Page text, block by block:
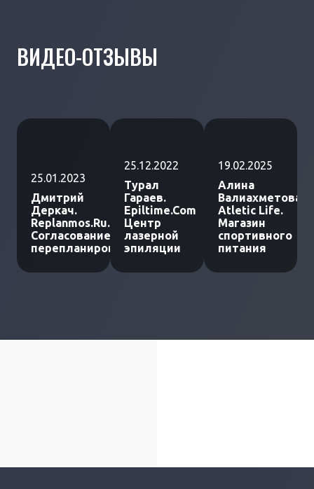
ВИДЕО-ОТЗЫВЫ
25.01.2023
Дмитрий
Деркач.
Replanmos.Ru.
Согласование
перепланировки
25.12.2022
Турал
Гараев.
Epiltime.Com
Центр
лазерной
эпиляции
19.02.2025
Алина
Валиахметова.
Atletic Life.
Магазин
спортивного
питания